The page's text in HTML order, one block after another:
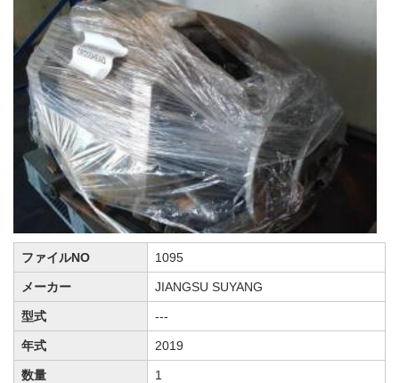
ファイルNO 1095
メーカー JIANGSU SUYANG
型式 ---
年式 2019
数量 1